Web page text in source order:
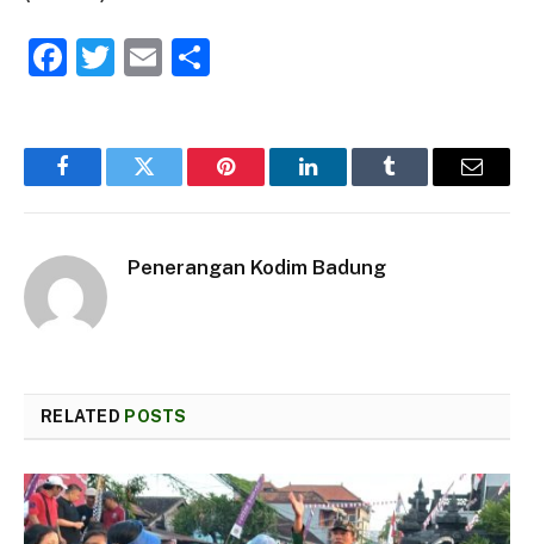
Facebook
Twitter
Email
FacebookTwitter Pinterest LinkedInTumblr Email
Penerangan Kodim Badung
RELATED POSTS